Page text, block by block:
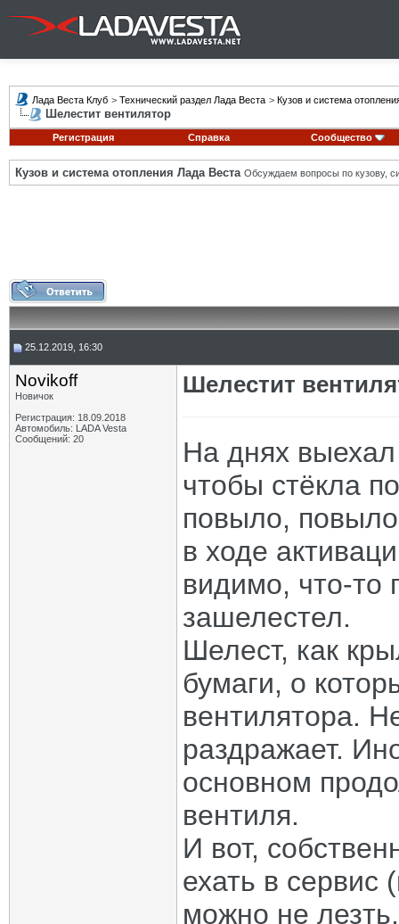
Лада Веста Клуб > Технический раздел Лада Веста > Кузов и система
Шелестит вентилятор
Регистрация Справка Сообщество
Кузов и система отопления Лада Веста Обсуждаем вопросы по кузову,
25.12.2019, 16:30
Novikoff
Новичок
Регистрация: 18.09.2018
Автомобиль: LADA Vesta
Сообщений: 20
Шелестит
На днях
чтобы стёкла
повыло,
в ходе
видимо, что-то
зашелестел.
Шелест, как
бумаги, о
вентилятора.
раздражает.
основном
вентиля.
И вот,
ехать в
можно не